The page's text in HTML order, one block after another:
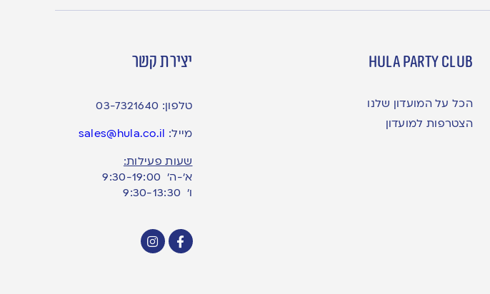
hula party club
הכל על המועדון שלנו
הצטרפות למועדון
יצירת קשר
טלפון: 03-7321640
מייל: sales@hula.co.il
שעות פעילות:
א’-ה’ 9:30-19:00
ו׳ 9:30-13:30